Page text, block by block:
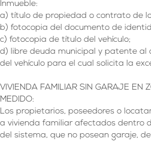
Inmueble:
a) título de propiedad o contrato de
b) fotocopia del documento de
c) fotocopia de título del vehículo;
d) libre deuda municipal y patente al
del vehículo para el cual solicita la
VIVIENDA FAMILIAR SIN GARAJE EN
MEDIDO:
Los propietarios, poseedores o
a vivienda familiar afectados dentro
del sistema, que no posean garaje,